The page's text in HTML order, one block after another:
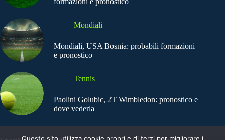
Mondiali
Mondiali, USA Bosnia: probabili formazioni
e pronostico
Tennis
Paolini Golubic, 2T Wimbledon: pronostico e
dove vederla